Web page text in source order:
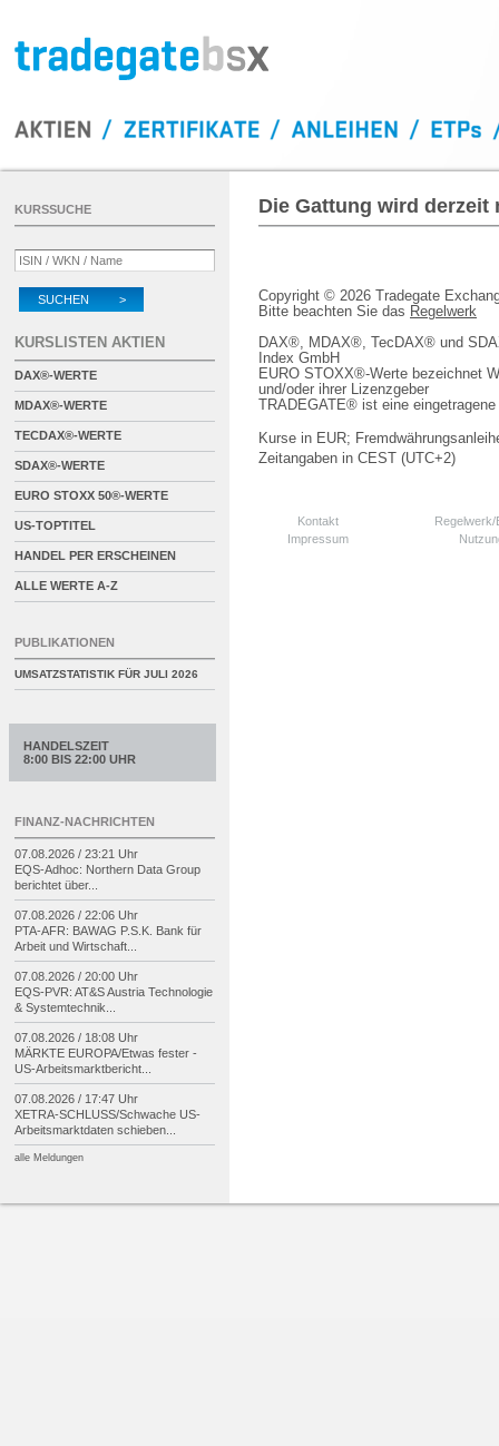
Die Gattung wird derzeit
Copyright © 2026 Tradegate
Bitte beachten Sie das Regelwerk
DAX®, MDAX®, TecDAX® und
Index GmbH
EURO STOXX®-Werte bezeichnet
und/oder ihrer Lizenzgeber
TRADEGATE® ist eine
Kurse in EUR;
Zeitangaben in CEST (UTC+2)
Kontakt
Impressum
KURSSUCHE
SUCHEN >
KURSLISTEN AKTIEN
DAX®-WERTE
MDAX®-WERTE
TECDAX®-WERTE
SDAX®-WERTE
EURO STOXX 50®-WERTE
US-TOPTITEL
HANDEL PER ERSCHEINEN
ALLE WERTE A-Z
PUBLIKATIONEN
UMSATZSTATISTIK FÜR JULI 2026
HANDELSZEIT
8:00 BIS 22:00 UHR
FINANZ-NACHRICHTEN
07.08.2026 / 23:21 Uhr
EQS-Adhoc: Northern Data Group
berichtet über...
07.08.2026 / 22:06 Uhr
PTA-AFR: BAWAG P.S.K. Bank für
Arbeit und Wirtschaft...
07.08.2026 / 20:00 Uhr
EQS-PVR: AT&S Austria Technologie
& Systemtechnik...
07.08.2026 / 18:08 Uhr
MÄRKTE EUROPA/Etwas fester -
US-Arbeitsmarktbericht...
07.08.2026 / 17:47 Uhr
XETRA-SCHLUSS/Schwache US-
Arbeitsmarktdaten schieben...
alle Meldungen